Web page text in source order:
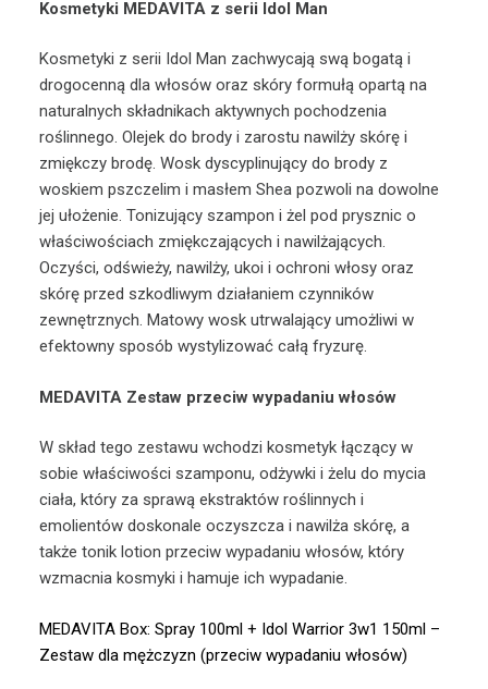
Kosmetyki MEDAVITA z serii Idol Man
Kosmetyki z serii Idol Man zachwycają swą bogatą i
drogocenną dla włosów oraz skóry formułą opartą na
naturalnych składnikach aktywnych pochodzenia
roślinnego. Olejek do brody i zarostu nawilży skórę i
zmiękczy brodę. Wosk dyscyplinujący do brody z
woskiem pszczelim i masłem Shea pozwoli na dowolne
jej ułożenie. Tonizujący szampon i żel pod prysznic o
właściwościach zmiękczających i nawilżających.
Oczyści, odświeży, nawilży, ukoi i ochroni włosy oraz
skórę przed szkodliwym działaniem czynników
zewnętrznych. Matowy wosk utrwalający umożliwi w
efektowny sposób wystylizować całą fryzurę.
MEDAVITA Zestaw przeciw wypadaniu włosów
W skład tego zestawu wchodzi kosmetyk łączący w
sobie właściwości szamponu, odżywki i żelu do mycia
ciała, który za sprawą ekstraktów roślinnych i
emolientów doskonale oczyszcza i nawilża skórę, a
także tonik lotion przeciw wypadaniu włosów, który
wzmacnia kosmyki i hamuje ich wypadanie.
MEDAVITA Box: Spray 100ml + Idol Warrior 3w1 150ml –
Zestaw dla mężczyzn (przeciw wypadaniu włosów)